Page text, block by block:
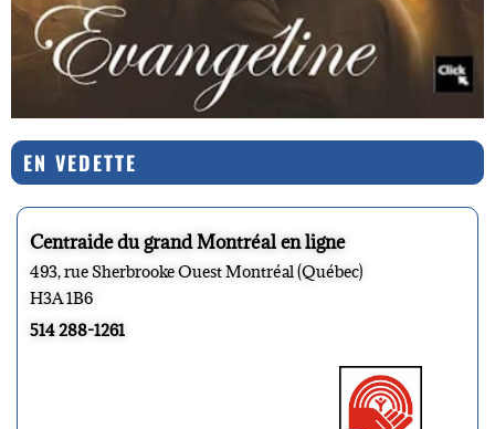
EN VEDETTE
Centraide du grand Montréal en ligne
493, rue Sherbrooke Ouest Montréal (Québec)
H3A 1B6
514 288-1261